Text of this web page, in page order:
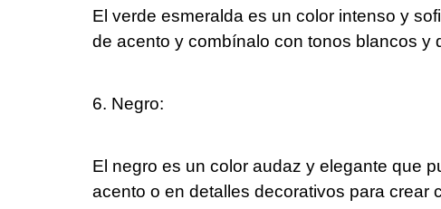
El verde esmeralda es un color intenso y
de acento y combínalo con tonos blancos y
6. Negro:
El negro es un color audaz y elegante que
acento o en detalles decorativos para crear